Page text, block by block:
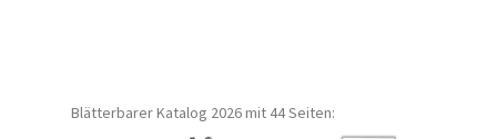
Blätterbarer Katalog 2026 mit 44 Seiten: